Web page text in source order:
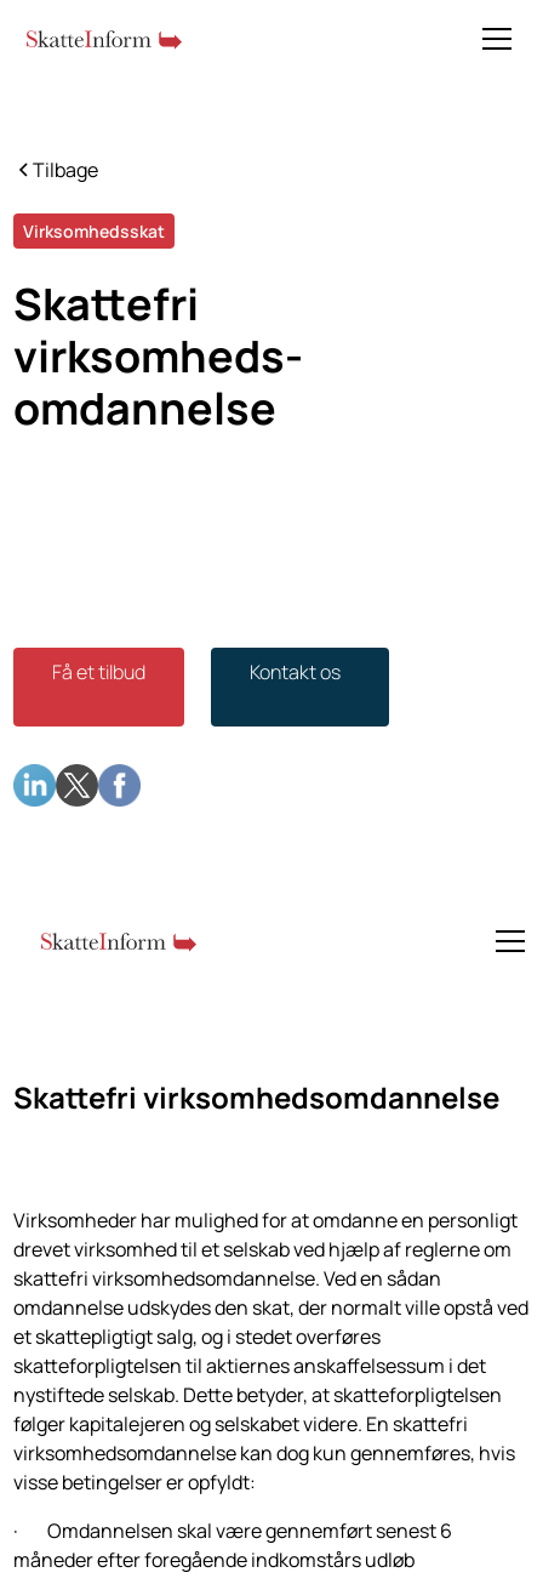
Tilbage
Virksomhedsskat
Skattefri
virksomheds­
omdannelse
Få et tilbud Kontakt os
Skattefri virksomhedsomdannelse
Virksomheder har mulighed for at omdanne en personligt
drevet virksomhed til et selskab ved hjælp af reglerne om
skattefri virksomhedsomdannelse. Ved en sådan
omdannelse udskydes den skat, der normalt ville opstå ved
et skattepligtigt salg, og i stedet overføres
skatteforpligtelsen til aktiernes anskaffelsessum i det
nystiftede selskab. Dette betyder, at skatteforpligtelsen
følger kapitalejeren og selskabet videre. En skattefri
virksomhedsomdannelse kan dog kun gennemføres, hvis
visse betingelser er opfyldt:
· Omdannelsen skal være gennemført senest 6
måneder efter foregående indkomstårs udløb